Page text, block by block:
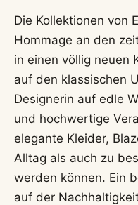
Die Kollektionen von
Hommage an den
in einen völlig neuen
auf den klassischen
Designerin auf edle
und hochwertige
elegante Kleider,
Alltag als auch zu
werden können. Ein
auf der